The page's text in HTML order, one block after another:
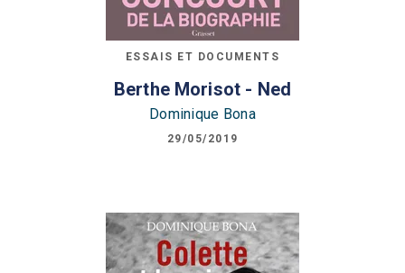
ESSAIS ET DOCUMENTS
Berthe Morisot - Ned
Dominique Bona
29/05/2019